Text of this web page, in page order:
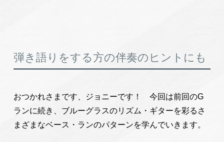
弾き語りをする方の伴奏のヒントにも
おつかれさまです、ジョニーです！ 今回は前回のG
ランに続き、ブルーグラスのリズム・ギターを彩るさ
まざまなベース・ランのパターンを学んでいきます。